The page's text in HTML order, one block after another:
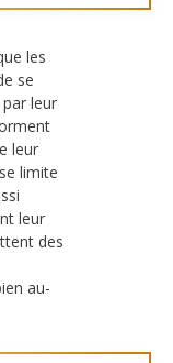
les
se
leur
leur
limite
leur
des
au-